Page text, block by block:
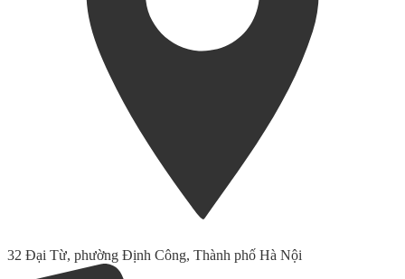
32 Đại Từ, phường Định Công, Thành phố Hà Nội